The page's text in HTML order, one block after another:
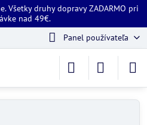
Všetky druhy dopravy ZADARMO pri
nad 49€.
Panel používateľa